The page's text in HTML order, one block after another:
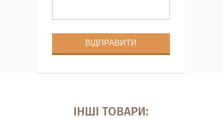
ІНШІ ТОВАРИ: